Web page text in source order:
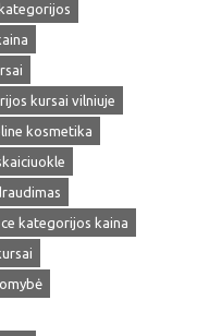
kursai vilniuje
kosmetika
ce kategorijos kaina